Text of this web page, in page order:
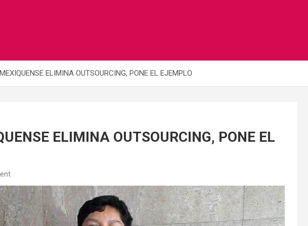
ELIMINA OUTSOURCING, PONE EL EJEMPLO
ELIMINA OUTSOURCING, PONE EL